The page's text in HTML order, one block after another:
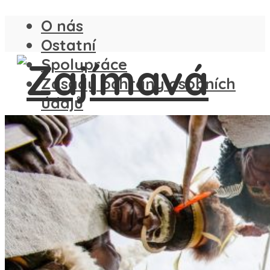
O nás
Ostatní
Spolupráce
Zásady ochrany osobních
údajů
ČESKO
SLOVENSKO
ANGLIE
FRANCIE